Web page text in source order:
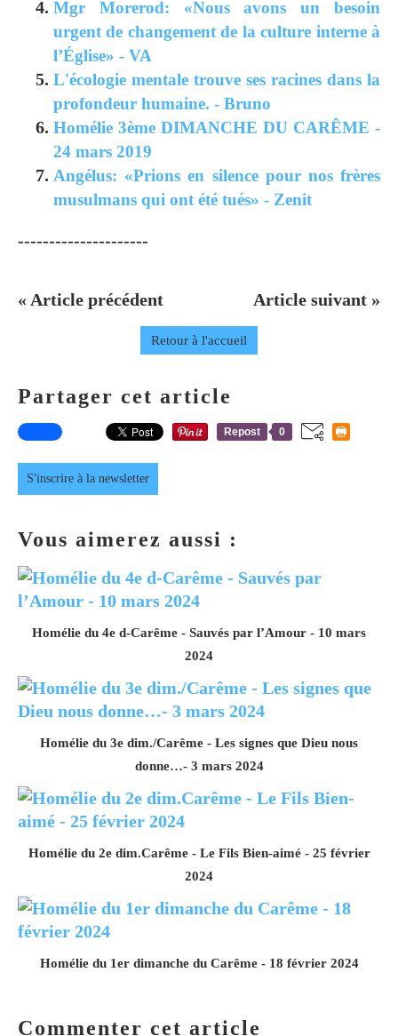
Mgr Morerod: «Nous avons un besoin
urgent de changement de la culture interne à
l’Église» - VA
L'écologie mentale trouve ses racines dans la
profondeur humaine. - Bruno
Homélie 3ème DIMANCHE DU CARÊME -
24 mars 2019
Angélus: «Prions en silence pour nos frères
musulmans qui ont été tués» - Zenit
---------------------
« Article précédent Article suivant »
Retour à l'accueil
Partager cet article
Repost 0
S'inscrire à la newsletter
Vous aimerez aussi :
Homélie du 4e d-Carême - Sauvés par l’Amour - 10 mars
2024
Homélie du 3e dim./Carême - Les signes que Dieu nous
donne…- 3 mars 2024
Homélie du 2e dim.Carême - Le Fils Bien-aimé - 25 février
2024
Homélie du 1er dimanche du Carême - 18 février 2024
Commenter cet article